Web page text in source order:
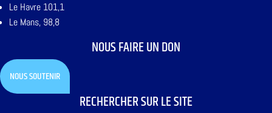
Le Havre 101,1
Le Mans, 98,8
NOUS FAIRE UN DON
NOUS SOUTENIR
RECHERCHER SUR LE SITE